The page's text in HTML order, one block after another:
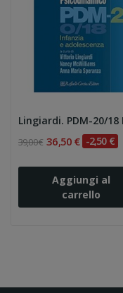
39,00 € 36,50 € -2,50 €
Aggiungi al
carrello